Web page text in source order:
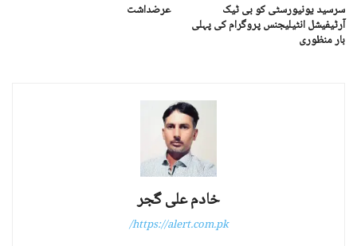
عرضداشت سرسید یونیورسٹی کو بی ٹیک
آرٹیفیشل انٹیلیجنس پروگرام کی پہلی
بار منظوری
خادم علی گجر
https://alert.com.pk/